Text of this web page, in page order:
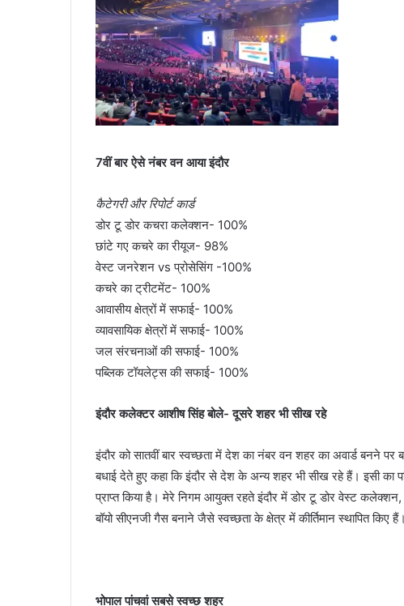
7वीं बार ऐसे नंबर वन आया इंदौर
कैटेगरी और रिपोर्ट कार्ड
डोर टू डोर कचरा कलेक्शन- 100%
छांटे गए कचरे का रीयूज- 98%
वेस्ट जनरेशन vs प्रोसेसिंग -100%
कचरे का ट्रीटमेंट- 100%
आवासीय क्षेत्रों में सफाई- 100%
व्यावसायिक क्षेत्रों में सफाई- 100%
जल संरचनाओं की सफाई- 100%
पब्लिक टॉयलेट्स की सफाई- 100%
इंदौर कलेक्टर आशीष सिंह बोले- दूसरे शहर भी सीख रहे
इंदौर को सातवीं बार स्वच्छता में देश का नंबर वन शहर का अवार्ड बनने पर
बधाई देते हुए कहा कि इंदौर से देश के अन्य शहर भी सीख रहे हैं। इसी का
प्राप्त किया है। मेरे निगम आयुक्त रहते इंदौर में डोर टू डोर वेस्ट
बॉयो सीएनजी गैस बनाने जैसे स्वच्छता के क्षेत्र में कीर्तिमान स्थापित किए हैं।
भोपाल पांचवां सबसे स्वच्छ शहर